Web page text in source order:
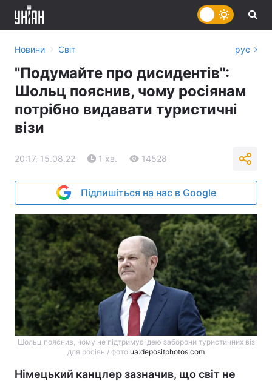
Новини › Світ рус
"Подумайте про дисидентів":
Шольц пояснив, чому росіянам
потрібно видавати туристичні
візи
20:17, 15.08.22 1 хв. 14528
Підпишіться на нас в Google
Шольц пояснив, чому не підтримує ідею заборони туристичних віз
для росіян / фото ua.depositphotos.com
Німецький канцлер зазначив, що світ не